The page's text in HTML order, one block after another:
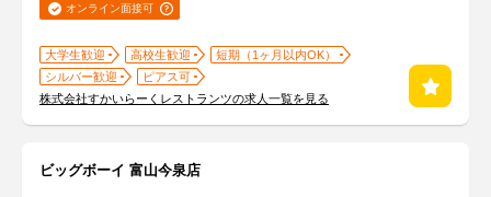
オンライン面接可
大学生歓迎 高校生歓迎
短期（1ヶ月以内OK）
シルバー歓迎
ピアス可
株式会社すかいらーくレストランツの求人一覧を見る
ビッグボーイ 富山今泉店